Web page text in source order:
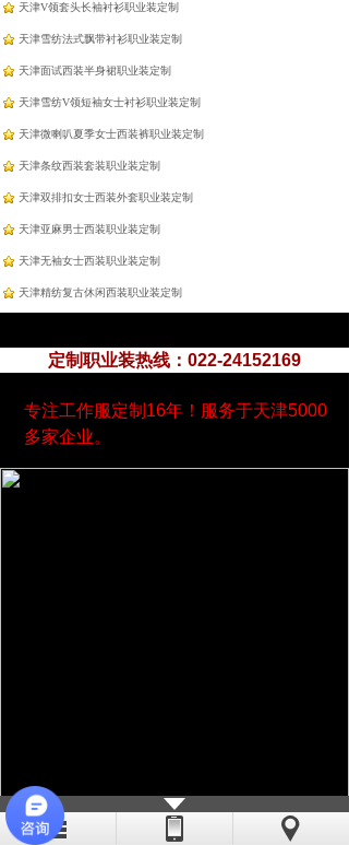
天津V领套头长袖衬衫职业装定制
天津雪纺法式飘带衬衫职业装定制
天津面试西装半身裙职业装定制
天津雪纺V领短袖女士衬衫职业装定制
天津微喇叭夏季女士西装裤职业装定制
天津条纹西装套装职业装定制
天津双排扣女士西装外套职业装定制
天津亚麻男士西装职业装定制
天津无袖女士西装职业装定制
天津精纺复古休闲西装职业装定制
定制职业装热线：022-24152169
专注工作服定制16年！服务于天津5000
多家企业。